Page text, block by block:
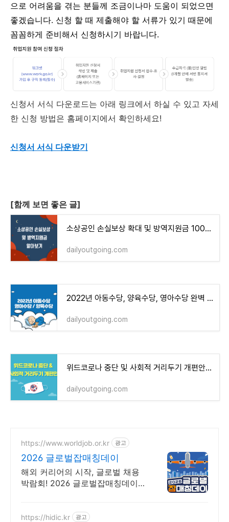
으로 어려움을 겪는 분들께 조금이나마 도움이 되었으면
좋겠습니다. 신청 할 때 제출해야 할 서류가 있기 때문에
꼼꼼하게 준비해서 신청하시기 바랍니다.
신청서 서식 다운로드는 아래 링크에서 하실 수 있고 자세
한 신청 방법은 홈페이지에서 확인하세요!
신청서 서식 다운받기
[함께 보면 좋은 글]
소상공인 손실보상 확대 및 방역지원금 100만원 신청방법
dailyoutgoing.com
2022년 아동수당, 양육수당, 영아수당 완벽 정리
dailyoutgoing.com
위드코로나 중단 및 사회적 거리두기 개편안 완벽정리
dailyoutgoing.com
https://www.worldjob.or.kr 광고
2026 글로벌잡매칭데이
해외 커리어의 시작, 글로벌 채용
박람회! 2026 글로벌잡매칭데이에
https://hidic.kr 광고